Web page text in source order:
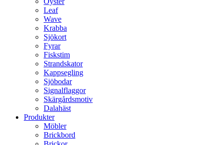
Leaf
Wave
Krabba
Sjökort
Fyrar
Fiskstim
Strandskator
Kappsegling
Sjöbodar
Signalflaggor
Skärgårdsmotiv
Dalahäst
Produkter
Möbler
Brickbord